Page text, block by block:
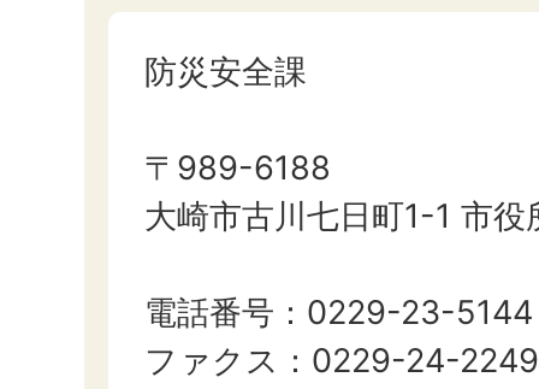
防災安全課
〒989-6188
大崎市古川七日町1-1 市役
電話番号：0229-23-5144
ファクス：0229-24-2249